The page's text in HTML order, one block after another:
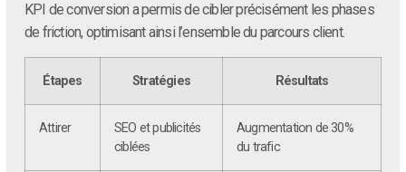
KPI de conversion a permis de cibler précisément les phases
de friction, optimisant ainsi l’ensemble du parcours client.
Étapes Stratégies Résultats
Attirer
SEO et publicités
ciblées
Augmentation de 30%
du trafic